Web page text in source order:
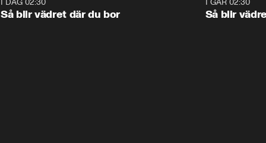
I DAG 02:30
Så blir vädret där du bor
I GÅR 02:30
Så blir